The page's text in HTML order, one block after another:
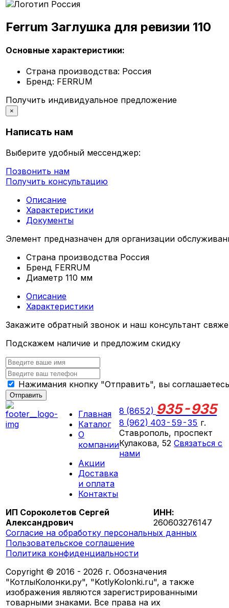
Ferrum Заглушка для ревизии 110
Основные характеристики:
Страна производства: Россия
Бренд: FERRUM
Получить индивидуальное предложение
×
Написать нам
Выберите удобный мессенджер:
Позвонить нам
Получить консультацию
Описание
Характеристики
Документы
Элемент предназначен для организации
Страна производства Россия
Бренд FERRUM
Диаметр 110 мм
Описание
Характеристики
Закажите обратный звонок и наш консультант
Подскажем наличие и предложим скидку
Нажимания кнопку "Отправить", вы
Отправить
Главная
Каталог
О
компании
Акции
Доставка
и оплата
Контакты
8 (8652) 935-935
8 (962) 403-59-35 г.
Ставрополь, проспект
Кулакова, 52Связаться с
нами
ИП Сороколетов Сергей
Александрович
ИНН:
260603276147
Согласие на обработку персональных данных
Пользовательское соглашение
Политика конфиденциальности
Copyright © 2016 - 2026 г. Обозначения
"КотлыКолонки.ру", "KotlyKolonki.ru", а также
изображения являются зарегистрированными
товарными знаками. Все права на их